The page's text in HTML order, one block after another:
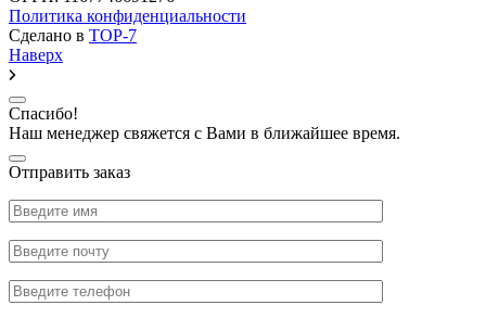
Политика конфиденциальности
Сделано в TOP-7
Наверх
Спасибо!
Наш менеджер свяжется с Вами в ближайшее время.
Отправить заказ